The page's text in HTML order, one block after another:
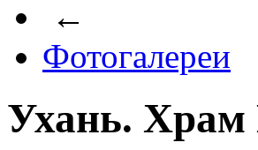
←
Фотогалереи
Ухань.